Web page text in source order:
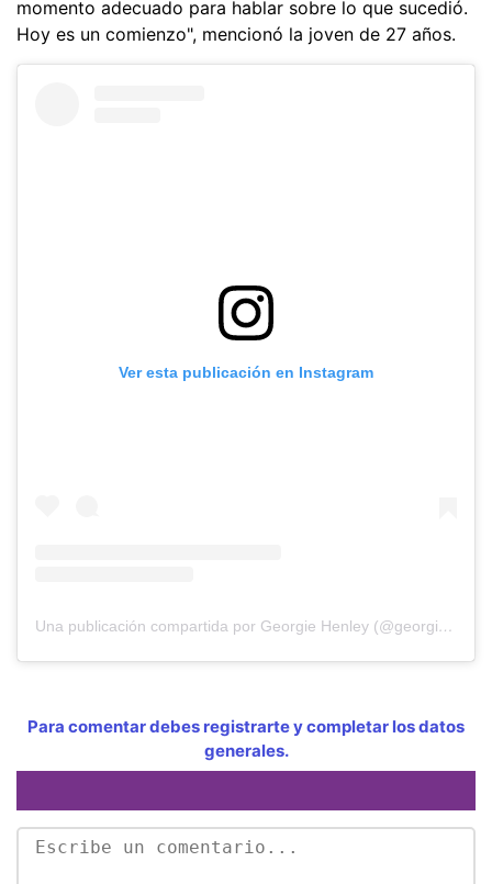
momento adecuado para hablar sobre lo que sucedió.
Hoy es un comienzo", mencionó la joven de 27 años.
Ver esta publicación en Instagram
Una publicación compartida por Georgie Henley (@georgiehenley)
Para comentar debes registrarte y completar los datos
generales.